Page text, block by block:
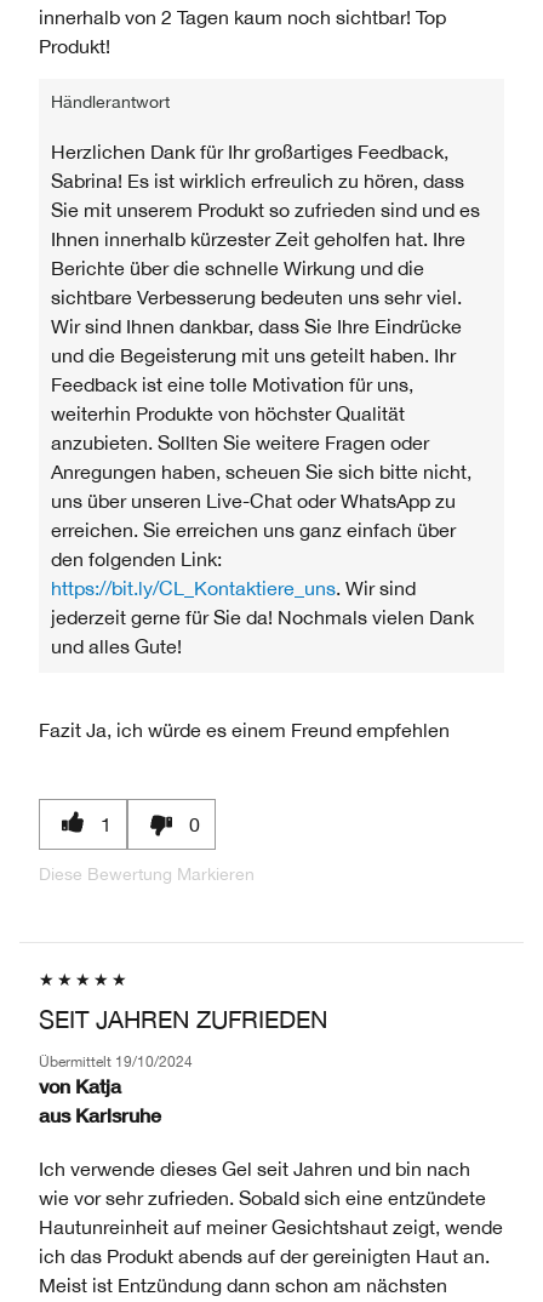
innerhalb von 2 Tagen kaum noch sichtbar! Top
Produkt!
Händlerantwort
Herzlichen Dank für Ihr großartiges Feedback,
Sabrina! Es ist wirklich erfreulich zu hören, dass
Sie mit unserem Produkt so zufrieden sind und es
Ihnen innerhalb kürzester Zeit geholfen hat. Ihre
Berichte über die schnelle Wirkung und die
sichtbare Verbesserung bedeuten uns sehr viel.
Wir sind Ihnen dankbar, dass Sie Ihre Eindrücke
und die Begeisterung mit uns geteilt haben. Ihr
Feedback ist eine tolle Motivation für uns,
weiterhin Produkte von höchster Qualität
anzubieten. Sollten Sie weitere Fragen oder
Anregungen haben, scheuen Sie sich bitte nicht,
uns über unseren Live-Chat oder WhatsApp zu
erreichen. Sie erreichen uns ganz einfach über
den folgenden Link:
https://bit.ly/CL_Kontaktiere_uns. Wir sind
jederzeit gerne für Sie da! Nochmals vielen Dank
und alles Gute!
Fazit Ja, ich würde es einem Freund empfehlen
1 0
Diese Bewertung Markieren
SEIT JAHREN ZUFRIEDEN
Übermittelt 19/10/2024
von Katja
aus Karlsruhe
Ich verwende dieses Gel seit Jahren und bin nach
wie vor sehr zufrieden. Sobald sich eine entzündete
Hautunreinheit auf meiner Gesichtshaut zeigt, wende
ich das Produkt abends auf der gereinigten Haut an.
Meist ist Entzündung dann schon am nächsten